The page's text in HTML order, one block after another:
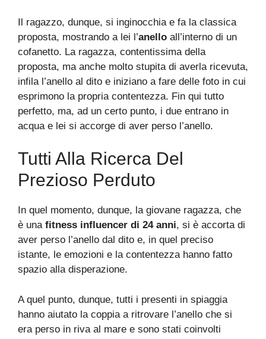
Il ragazzo, dunque, si inginocchia e fa la classica
proposta, mostrando a lei l’anello all’interno di un
cofanetto. La ragazza, contentissima della
proposta, ma anche molto stupita di averla ricevuta,
infila l’anello al dito e iniziano a fare delle foto in cui
esprimono la propria contentezza. Fin qui tutto
perfetto, ma, ad un certo punto, i due entrano in
acqua e lei si accorge di aver perso l’anello.
Tutti Alla Ricerca Del
Prezioso Perduto
In quel momento, dunque, la giovane ragazza, che
è unafitness influencer di 24 anni, si è accorta di
aver perso l’anello dal dito e, in quel preciso
istante, le emozioni e la contentezza hanno fatto
spazio alla disperazione.
A quel punto, dunque, tutti i presenti in spiaggia
hanno aiutato la coppia a ritrovare l’anello che si
era perso in riva al mare e sono stati coinvolti